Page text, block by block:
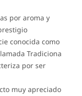
por aroma y
conocida como
Tradiciona
por ser
muy apreciado